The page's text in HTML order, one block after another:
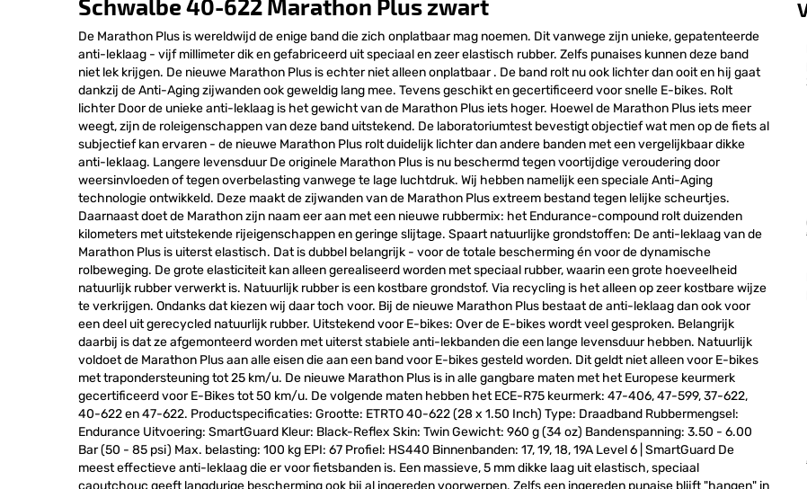
Schwalbe 40-622 Marathon Plus zwart
De Marathon Plus is wereldwijd de enige band die zich onplatbaar mag noemen. Dit vanwege zijn unieke, gepatenteerde
anti-leklaag - vijf millimeter dik en gefabriceerd uit speciaal en zeer elastisch rubber. Zelfs punaises kunnen deze band
niet lek krijgen. De nieuwe Marathon Plus is echter niet alleen onplatbaar . De band rolt nu ook lichter dan ooit en hij gaat
dankzij de Anti-Aging zijwanden ook geweldig lang mee. Tevens geschikt en gecertificeerd voor snelle E-bikes. Rolt
lichter Door de unieke anti-leklaag is het gewicht van de Marathon Plus iets hoger. Hoewel de Marathon Plus iets meer
weegt, zijn de roleigenschappen van deze band uitstekend. De laboratoriumtest bevestigt objectief wat men op de fiets al
subjectief kan ervaren - de nieuwe Marathon Plus rolt duidelijk lichter dan andere banden met een vergelijkbaar dikke
anti-leklaag. Langere levensduur De originele Marathon Plus is nu beschermd tegen voortijdige veroudering door
weersinvloeden of tegen overbelasting vanwege te lage luchtdruk. Wij hebben namelijk een speciale Anti-Aging
technologie ontwikkeld. Deze maakt de zijwanden van de Marathon Plus extreem bestand tegen lelijke scheurtjes.
Daarnaast doet de Marathon zijn naam eer aan met een nieuwe rubbermix: het Endurance-compound rolt duizenden
kilometers met uitstekende rijeigenschappen en geringe slijtage. Spaart natuurlijke grondstoffen: De anti-leklaag van de
Marathon Plus is uiterst elastisch. Dat is dubbel belangrijk - voor de totale bescherming én voor de dynamische
rolbeweging. De grote elasticiteit kan alleen gerealiseerd worden met speciaal rubber, waarin een grote hoeveelheid
natuurlijk rubber verwerkt is. Natuurlijk rubber is een kostbare grondstof. Via recycling is het alleen op zeer kostbare wijze
te verkrijgen. Ondanks dat kiezen wij daar toch voor. Bij de nieuwe Marathon Plus bestaat de anti-leklaag dan ook voor
een deel uit gerecycled natuurlijk rubber. Uitstekend voor E-bikes: Over de E-bikes wordt veel gesproken. Belangrijk
daarbij is dat ze afgemonteerd worden met uiterst stabiele anti-lekbanden die een lange levensduur hebben. Natuurlijk
voldoet de Marathon Plus aan alle eisen die aan een band voor E-bikes gesteld worden. Dit geldt niet alleen voor E-bikes
met trapondersteuning tot 25 km/u. De nieuwe Marathon Plus is in alle gangbare maten met het Europese keurmerk
gecertificeerd voor E-Bikes tot 50 km/u. De volgende maten hebben het ECE-R75 keurmerk: 47-406, 47-599, 37-622,
40-622 en 47-622. Productspecificaties: Grootte: ETRTO 40-622 (28 x 1.50 Inch) Type: Draadband Rubbermengsel:
Endurance Uitvoering: SmartGuard Kleur: Black-Reflex Skin: Twin Gewicht: 960 g (34 oz) Bandenspanning: 3.50 - 6.00
Bar (50 - 85 psi) Max. belasting: 100 kg EPI: 67 Profiel: HS440 Binnenbanden: 17, 19, 18, 19A Level 6 | SmartGuard De
meest effectieve anti-leklaag die er voor fietsbanden is. Een massieve, 5 mm dikke laag uit elastisch, speciaal
caoutchouc geeft langdurige bescherming ook bij al ingereden voorwerpen. Zelfs een ingereden punaise blijft "hangen" in